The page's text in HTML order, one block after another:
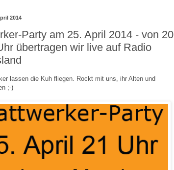
2014
Party am 25. April 2014 - von 20
übertragen wir live auf Radio
lassen die Kuh fliegen. Rockt mit uns, ihr Alten und
;-)